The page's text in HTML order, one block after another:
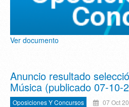
Ver documento
Anuncio resultado
Música (publicado 07-10-
Oposiciones Y Concursos 07 Oct